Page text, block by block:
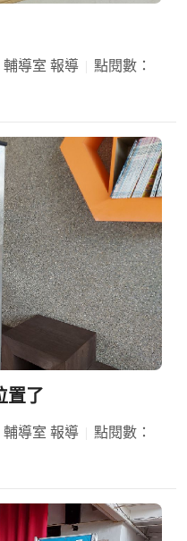
輔導室 報導
點閱數：
置了
輔導室 報導
點閱數：